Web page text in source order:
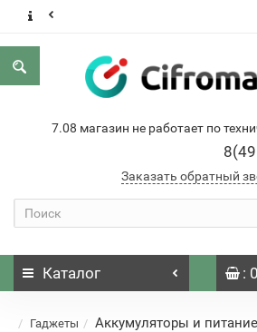
7.08 магазин не работает по
Заказать обратный
Каталог : 0
Гаджеты Аккумуляторы и питание